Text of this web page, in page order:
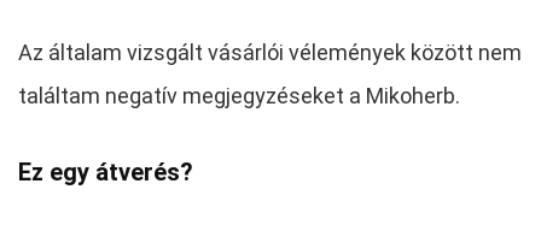
Az általam vizsgált vásárlói vélemények között nem
találtam negatív megjegyzéseket a Mikoherb.
Ez egy átverés?